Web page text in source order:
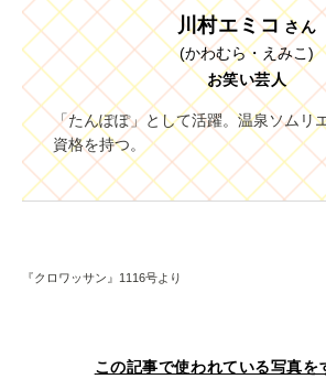
川村エミコ さん
(かわむら・えみこ)
お笑い芸人
「たんぽぽ」として活躍。温泉ソムリ
資格を持つ。
『クロワッサン』1116号より
この記事で使われている写真を